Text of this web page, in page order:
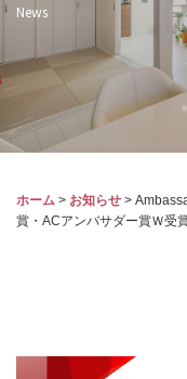
News
ホーム > お知らせ >
賞・ACアンバサダー賞Ｗ受